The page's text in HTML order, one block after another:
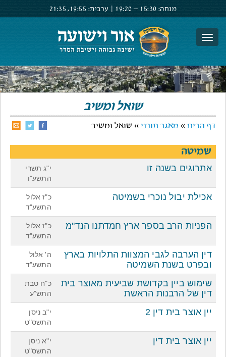
מנחה: 15:30 –
19:20 ערבית: 19:55,
21:35
שואל ומשיב
דף הבית » מאגר תורני » שואל ומשיב
שמיטה
אתרוגים בשנה זו
י"ג תשרי
התשע"ו
אכילת יבול נוכרי בשמיטה
כ"ז אלול
התשע"ד
הפניות הרב בספר ארץ חמדתנו הנד"מ
כ"ז אלול
התשע"ד
דין הערבה לגבי המצוות התלויות בארץ
ובפרט בשנת השמיטה
ה' אלול
התשע"ד
שימוש ביין בקדושת שביעית מאוצר בית
דין של הרבנות הראשת
כ"ח טבת
התש"ע
יין אוצר בית דין 2
י"ב ניסן
התשס"ט
יין אוצר בית דין
י"א ניסן
התשס"ט